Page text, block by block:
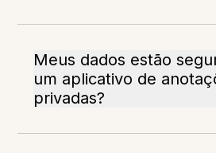
Meus dados estão
um aplicativo de
privadas?